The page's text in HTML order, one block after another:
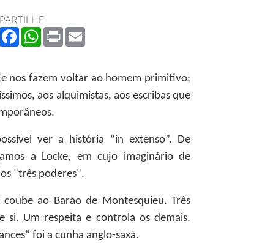
ShareFacebookWhatsApp
Print
nos fazem voltar ao homem primitivo;
aos alquimistas, aos escribas que
ver a história “in extenso”. De
a Locke, em cujo imaginário de
"três poderes".
ao Barão de Montesquieu. Três
si. Um respeita e controla os demais.
foi a cunha anglo-saxã.